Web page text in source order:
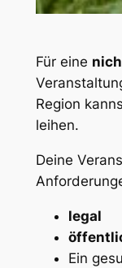
Für eine
Region
leihen.
Deine
legal
Ein